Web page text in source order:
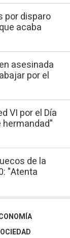
por disparo
acaba
asesinada
por el
VI por el Día
hermandad"
de la
"Atenta